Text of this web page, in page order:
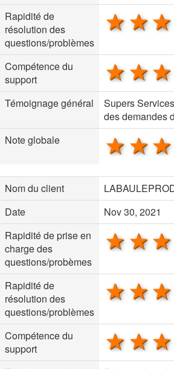
Rapidité de
résolution des
questions/problèmes
2
1
Compétence du
support
2
1
Témoignage général
Supers
des demandes
Note globale
2
1
Nom du client
Date
Nov 30, 2021
Rapidité de prise en
charge des
questions/probèmes
2
1
Rapidité de
résolution des
questions/problèmes
2
1
Compétence du
support
2
1